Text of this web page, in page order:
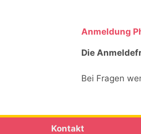
Anmeldung
Die
Bei Fragen
Kontakt